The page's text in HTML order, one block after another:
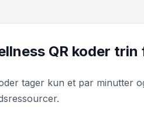
QR koder
tager kun et par minutter